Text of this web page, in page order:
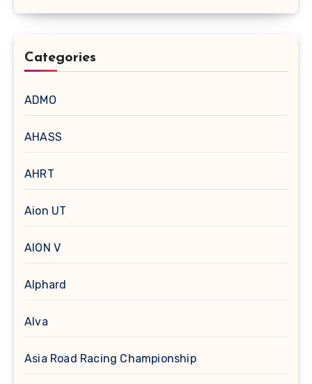
Categories
ADMO
AHASS
AHRT
Aion UT
AION V
Alphard
Alva
Asia Road Racing Championship